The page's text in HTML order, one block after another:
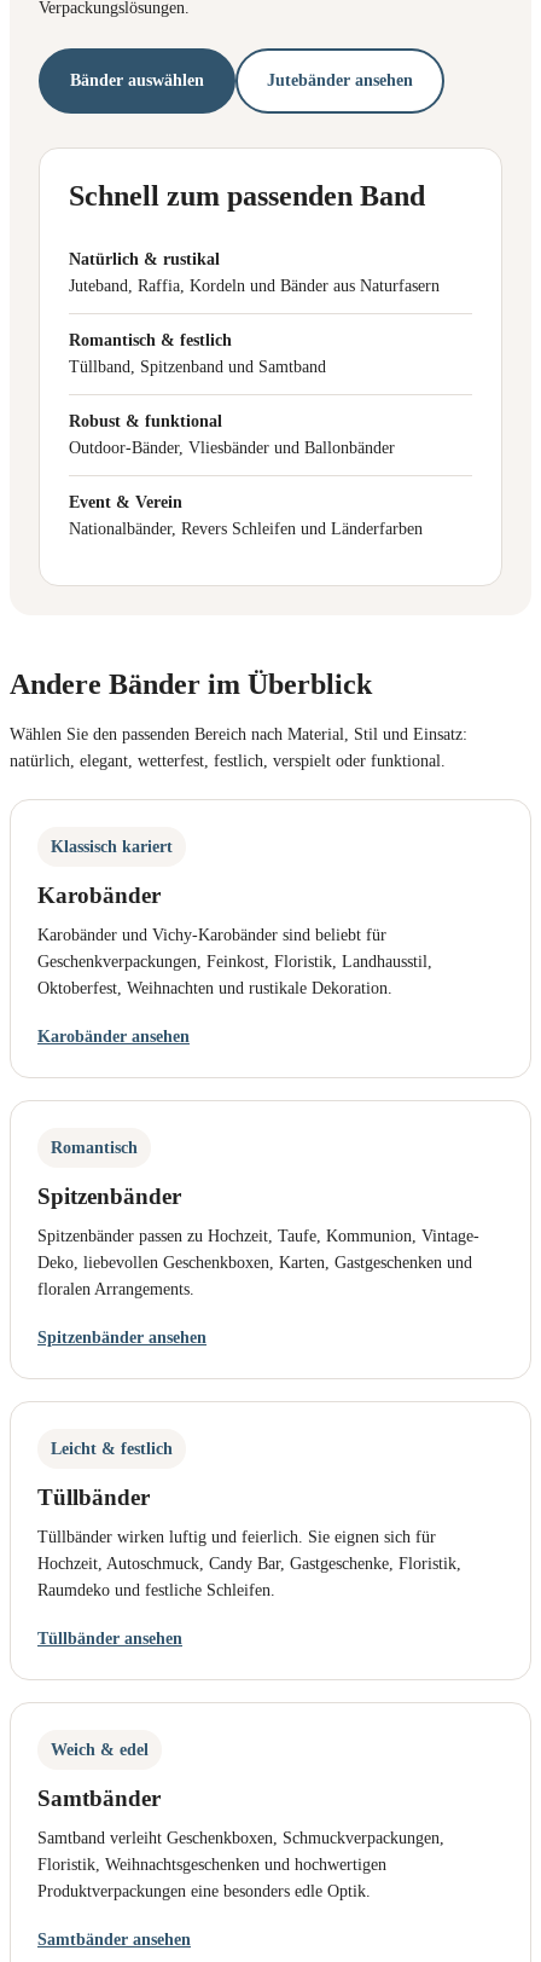
Verpackungslösungen.
Bänder auswählen Jutebänder ansehen
Schnell zum passenden Band
Natürlich & rustikal
Juteband, Raffia, Kordeln und Bänder aus Naturfasern
Romantisch & festlich
Tüllband, Spitzenband und Samtband
Robust & funktional
Outdoor-Bänder, Vliesbänder und Ballonbänder
Event & Verein
Nationalbänder, Revers Schleifen und Länderfarben
Andere Bänder im Überblick
Wählen Sie den passenden Bereich nach Material, Stil und Einsatz:
natürlich, elegant, wetterfest, festlich, verspielt oder funktional.
Klassisch kariert
Karobänder
Karobänder und Vichy-Karobänder sind beliebt für
Geschenkverpackungen, Feinkost, Floristik, Landhausstil,
Oktoberfest, Weihnachten und rustikale Dekoration.
Karobänder ansehen
Romantisch
Spitzenbänder
Spitzenbänder passen zu Hochzeit, Taufe, Kommunion, Vintage-
Deko, liebevollen Geschenkboxen, Karten, Gastgeschenken und
floralen Arrangements.
Spitzenbänder ansehen
Leicht & festlich
Tüllbänder
Tüllbänder wirken luftig und feierlich. Sie eignen sich für
Hochzeit, Autoschmuck, Candy Bar, Gastgeschenke, Floristik,
Raumdeko und festliche Schleifen.
Tüllbänder ansehen
Weich & edel
Samtbänder
Samtband verleiht Geschenkboxen, Schmuckverpackungen,
Floristik, Weihnachtsgeschenken und hochwertigen
Produktverpackungen eine besonders edle Optik.
Samtbänder ansehen